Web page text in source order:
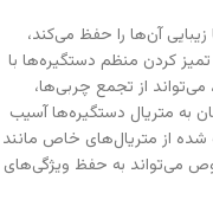
آن‌ها را حفظ می‌کند،
کردن منظم دستگیره‌ها با
می‌تواند از تجمع چربی‌ها،
به متریال دستگیره‌ها آسیب
شده از متریال‌های خاص مانند
می‌تواند به حفظ ویژگی‌های